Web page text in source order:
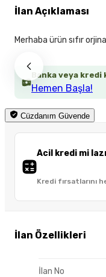
Banka veya
Hemen Başla!
Cüzdanım Güvende
Acil kredi mi
Kredi fırsatlarını
İlan Özellikleri
İlan No
İlan Açıklaması
Merhaba ürün sıfır